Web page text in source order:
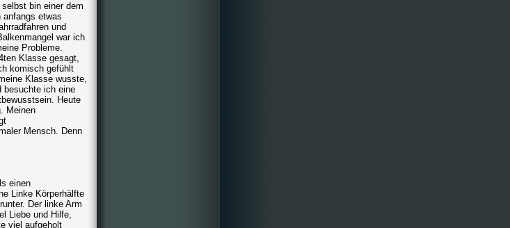
bin einer dem
etwas
und
war ich
Probleme.
Klasse gesagt,
komisch gefühlt
Klasse wusste,
besuchte ich eine
Heute
Meinen
Mensch. Denn
einen
Linke Körperhälfte
Der linke Arm
Liebe und Hilfe,
viel aufgeholt